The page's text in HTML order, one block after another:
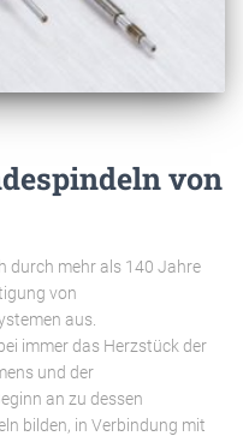
von
durch mehr als 140 Jahre
von
aus.
immer das Herzstück der
und der
an zu dessen
bilden, in Verbindung mit